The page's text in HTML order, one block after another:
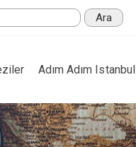
Ara
Adım Adım Istanbul